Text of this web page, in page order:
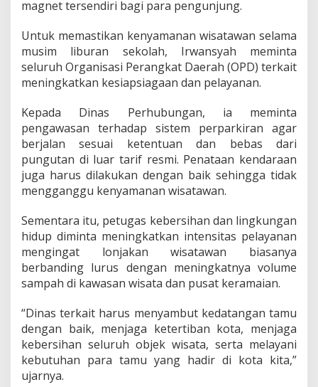
magnet tersendiri bagi para pengunjung.
Untuk memastikan kenyamanan wisatawan selama
musim liburan sekolah, Irwansyah meminta
seluruh Organisasi Perangkat Daerah (OPD) terkait
meningkatkan kesiapsiagaan dan pelayanan.
Kepada Dinas Perhubungan, ia meminta
pengawasan terhadap sistem perparkiran agar
berjalan sesuai ketentuan dan bebas dari
pungutan di luar tarif resmi. Penataan kendaraan
juga harus dilakukan dengan baik sehingga tidak
mengganggu kenyamanan wisatawan.
Sementara itu, petugas kebersihan dan lingkungan
hidup diminta meningkatkan intensitas pelayanan
mengingat lonjakan wisatawan biasanya
berbanding lurus dengan meningkatnya volume
sampah di kawasan wisata dan pusat keramaian.
“Dinas terkait harus menyambut kedatangan tamu
dengan baik, menjaga ketertiban kota, menjaga
kebersihan seluruh objek wisata, serta melayani
kebutuhan para tamu yang hadir di kota kita,”
ujarnya.